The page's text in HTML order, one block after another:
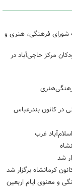
شورای فرهنگی، هنری و
مرکز حاجی‌آباد در
در کانون بندرعباس
شد
فرهنگی و معنوی ایام اربعین